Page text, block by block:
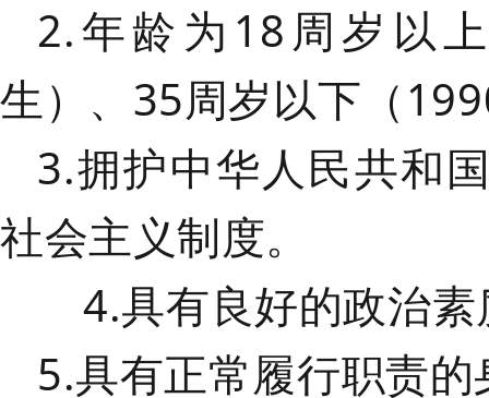
2.年龄为18周岁以
生）、35周岁以下（
3.拥护中华人民共和
社会主义制度。
4.具有良好的政治
5.具有正常履行职责